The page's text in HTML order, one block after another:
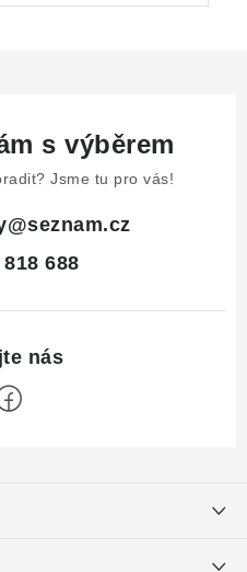
s výběrem
Jsme tu pro vás!
@seznam.cz
688